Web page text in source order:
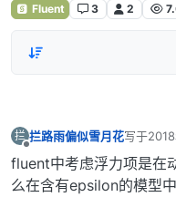
Fluent 3 2
拦 拦路雨偏似雪月花写于
最后由
fluent中考虑浮力项是在
么在含有epsilon的模型